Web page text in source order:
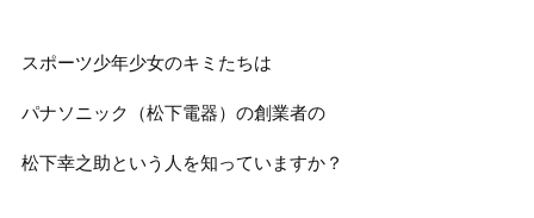
スポーツ少年少女のキミたちは
パナソニック（松下電器）の創業者の
松下幸之助という人を知っていますか？